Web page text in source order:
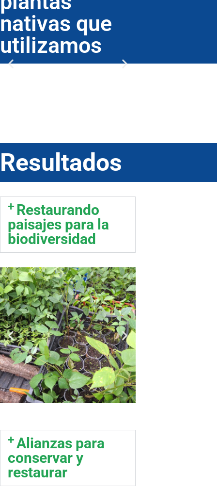
nativas que
utilizamos
Resultados
Restaurando
paisajes para la
biodiversidad
Alianzas para
conservar y
restaurar